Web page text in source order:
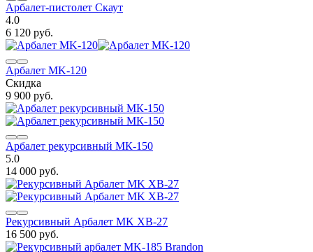
Арбалет-пистолет Скаут
4.0
6 120 руб.
Арбалет MK-120
Скидка
9 900 руб.
Арбалет рекурсивный МК-150
5.0
14 000 руб.
Рекурсивный Арбалет MK XB-27
16 500 руб.